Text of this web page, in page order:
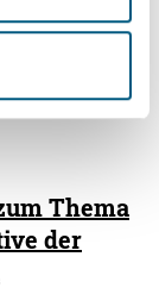
Thema
der